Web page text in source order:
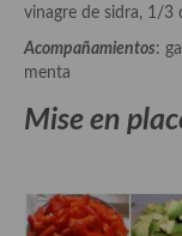
Especias, mezclas
Hierbas
Aceites
Sales y polvos
vinagre de sidra, 1/3
Acompañamientos:
menta
Mise en